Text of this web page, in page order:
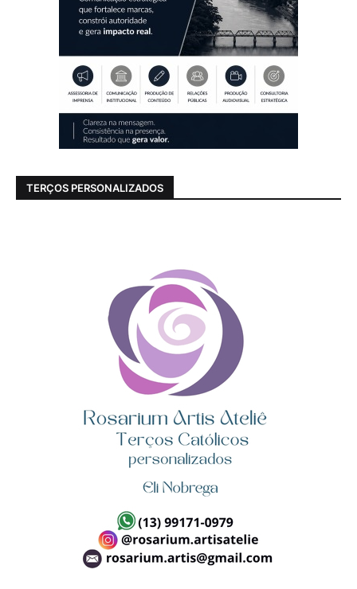
TERÇOS PERSONALIZADOS